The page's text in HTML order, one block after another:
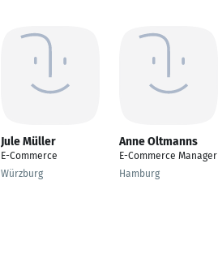
Jule Müller
E-Commerce
Würzburg
Anne Oltmanns
E-Commerce Manager
Hamburg